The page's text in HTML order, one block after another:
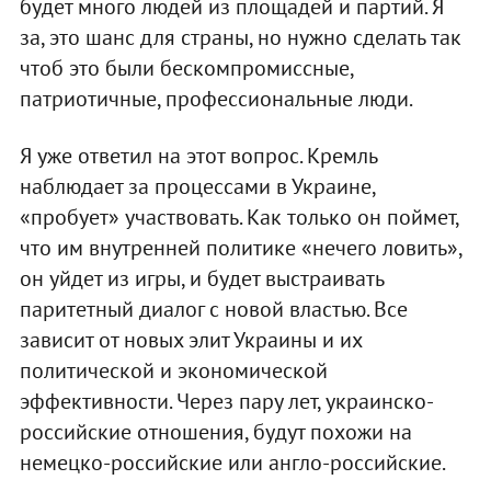
будет много людей из площадей и партий. Я
за, это шанс для страны, но нужно сделать так
чтоб это были бескомпромиссные,
патриотичные, профессиональные люди.
Я уже ответил на этот вопрос. Кремль
наблюдает за процессами в Украине,
«пробует» участвовать. Как только он поймет,
что им внутренней политике «нечего ловить»,
он уйдет из игры, и будет выстраивать
паритетный диалог с новой властью. Все
зависит от новых элит Украины и их
политической и экономической
эффективности. Через пару лет, украинско-
российские отношения, будут похожи на
немецко-российские или англо-российские.